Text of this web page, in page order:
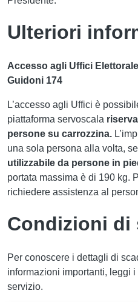
Ulteriori
Accesso agli Uffici
Guidoni 174
L’accesso agli Uffici è
piattaforma servoscala
persone su carrozzina.
una sola persona alla volta,
utilizzabile da persone in
portata massima è di 190 kg.
richiedere assistenza al
Condizioni di
Per conoscere i dettagli di
informazioni importanti, leggi
servizio.